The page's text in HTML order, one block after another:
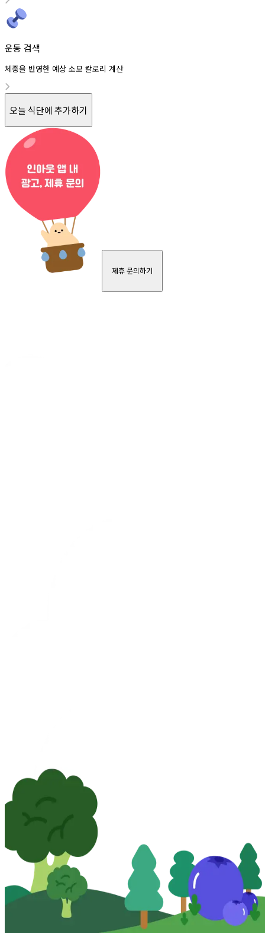
운동 검색
체중을 반영한 예상 소모 칼로리 계산
오늘 식단에 추가하기
제휴 문의하기